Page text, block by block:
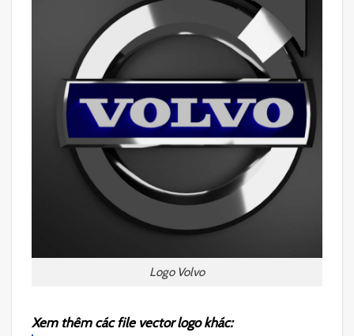
Logo Volvo
Xem thêm các file vector logo khác: